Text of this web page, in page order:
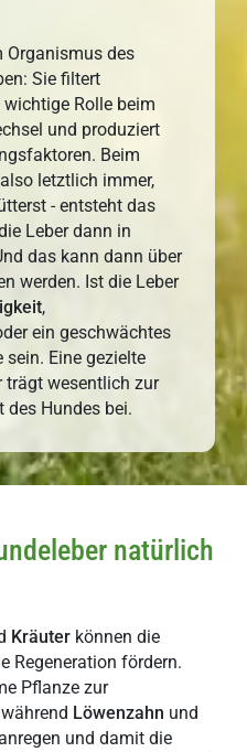
Organismus des
Sie filtert
wichtige Rolle beim
und produziert
Beim
letztlich immer,
- entsteht das
Leber dann in
das kann dann über
werden. Ist die Leber
,
ein geschwächtes
Eine gezielte
trägt wesentlich zur
des Hundes bei.
natürlich
Kräuter können die
Regeneration fördern.
Pflanze zur
Löwenzahn und
und damit die